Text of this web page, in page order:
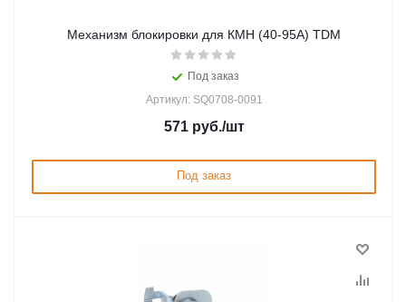
Механизм блокировки для КМН (40-95А) TDM
Под заказ
Артикул: SQ0708-0091
571руб./шт
Под заказ